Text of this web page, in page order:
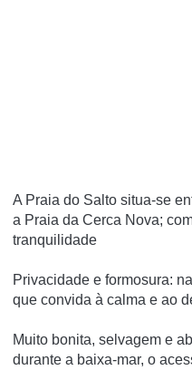
A Praia do Salto situa-se
a Praia da Cerca Nova;
tranquilidade
Privacidade e formosura:
que convida à calma e ao
Muito bonita, selvagem e
durante a baixa-mar, o